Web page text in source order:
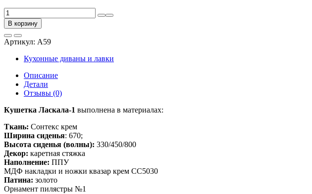
Количество
товара
Кушетка
Ласкала-1
В корзину
Артикул: А59
Кухонные диваны и лавки
Описание
Детали
Отзывы (0)
Кушетка Ласкала-1 выполнена в материалах:
Ткань: Сонтекс крем
Ширина сиденья: 670;
Высота сиденья (волны): 330/450/800
Декор: каретная стяжка
Наполнение: ППУ
МДФ накладки и ножки квазар крем СС5030
Патина: золото
Орнамент пилястры №1